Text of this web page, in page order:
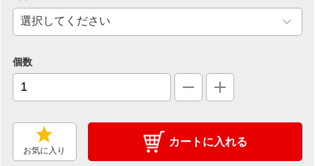
個数
お気に入り
カートに入れる